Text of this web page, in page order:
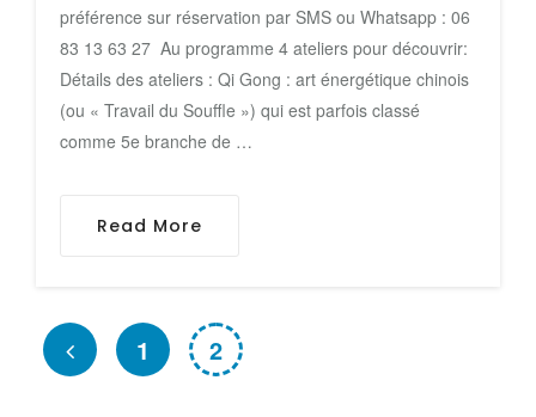
préférence sur réservation par SMS ou Whatsapp : 06
83 13 63 27 Au programme 4 ateliers pour découvrir:
Détails des ateliers : Qi Gong : art énergétique chinois
(ou « Travail du Souffle ») qui est parfois classé
comme 5e branche de …
Read More
1 2